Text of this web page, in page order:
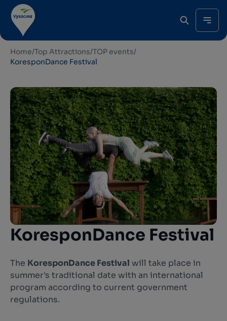
Home/Top Attractions/TOP events/
KoresponDance Festival
KoresponDance Festival
The KoresponDance Festival will take place in
summer's traditional date with an international
program according to current government
regulations.